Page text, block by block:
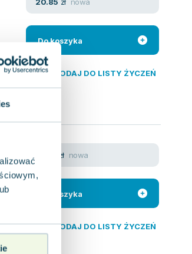
Do koszyka
DODAJ DO LISTY ŻYCZEŃ
zł nowa
Do koszyka
DODAJ DO LISTY ŻYCZEŃ